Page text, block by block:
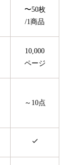
〜50枚
/1商品
10,000
ページ
～10点